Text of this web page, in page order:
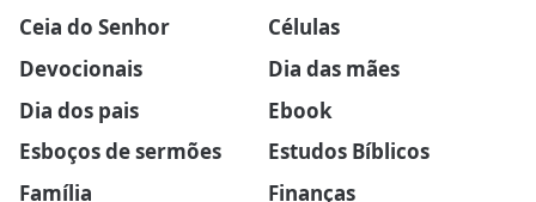
Ceia do Senhor
Células
Devocionais
Dia das mães
Dia dos pais
Ebook
Esboços de sermões
Estudos Bíblicos
Família
Finanças